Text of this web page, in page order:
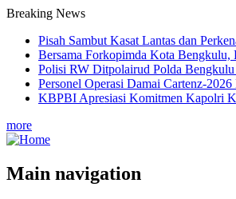
Breaking News
Pisah Sambut Kasat Lantas dan
Bersama Forkopimda Kota
Polisi RW Ditpolairud Polda
Personel Operasi Damai Cartenz-
KBPBI Apresiasi Komitmen Kapolri
more
Main navigation